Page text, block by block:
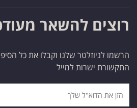
רוצים להשאר
הרשמו לניוזלטר שלנו וקבלו את כל
התקשורת ישרות למייל